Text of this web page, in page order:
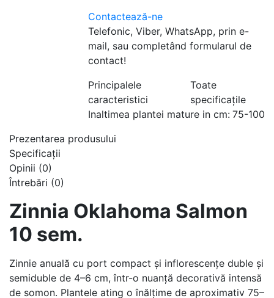
Principalele
caracteristici
Toate
specificațile
Inaltimea plantei mature in cm: 75-100
Contactează-ne
Telefonic, Viber, WhatsApp, prin e-
mail, sau completând formularul de
contact!
Prezentarea produsului
Specificaţii
Opinii (0)
Întrebări (0)
Zinnia Oklahoma Salmon
10 sem.
Zinnie anuală cu port compact și inflorescențe duble și
semiduble de 4–6 cm, într-o nuanță decorativă intensă
de somon. Plantele ating o înălțime de aproximativ 75–